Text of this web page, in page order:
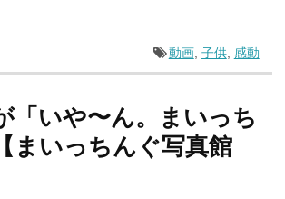
動画, 子供, 感動
「いや〜ん。まいっち
まいっちんぐ写真館